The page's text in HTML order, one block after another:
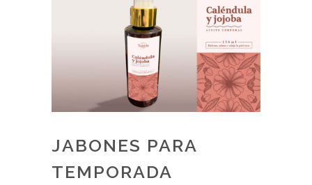
JABONES PARA
TEMPORADA